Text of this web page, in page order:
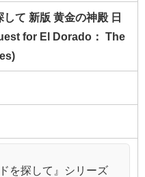
して 新版 黄金の神殿 日
for El Dorado： The
を探して』シリーズ